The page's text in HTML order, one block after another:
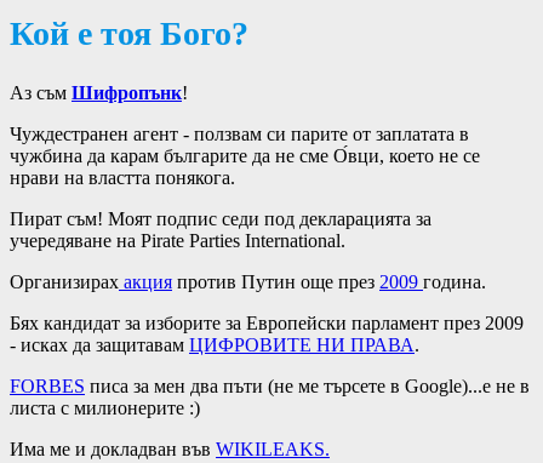
Кой е тоя Бого?
Аз съм Шифропънк!
Чуждестранен агент - ползвам си парите от заплатата в
чужбина да карам българите да не сме О́вци, което не се
нрави на властта понякога.
Пират съм! Моят подпис седи под декларацията за
учередяване на Pirate Parties International.
Организирах акция против Путин още през 2009 година.
Бях кандидат за изборите за Европейски парламент през 2009
- исках да защитавам ЦИФРОВИТЕ НИ ПРАВА.
FORBES писа за мен два пъти (не ме търсете в Google)...е не в
листа с милионерите :)
Има ме и докладван във WIKILEAKS.